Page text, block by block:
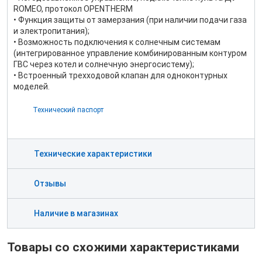
ROMEO, протокол OPENTHERM
• Функция защиты от замерзания (при наличии подачи газа
и электропитания);
• Возможность подключения к солнечным системам
(интегрированное управление комбинированным контуром
ГВС через котел и солнечную энергосистему);
• Встроенный трехходовой клапан для одноконтурных
моделей.
Технический паспорт
Технические характеристики
Отзывы
Наличие в магазинах
Товары со схожими характеристиками